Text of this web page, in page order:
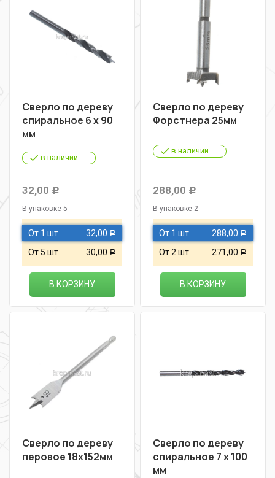
Сверло по дереву
спиральное 6 х 90
мм
в наличии
32,00 Р
В упаковке 5
От 1 шт 32,00 Р
От 5 шт 30,00 Р
В КОРЗИНУ
Сверло по дереву
Форстнера 25мм
в наличии
288,00 Р
В упаковке 2
От 1 шт 288,00 Р
От 2 шт 271,00 Р
В КОРЗИНУ
Сверло по дереву
перовое 18х152мм
Сверло по дереву
спиральное 7 х 100
мм